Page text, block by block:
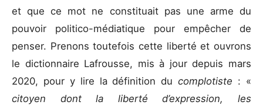
et que ce mot ne constituait pas une arme du
pouvoir politico-médiatique pour empêcher de
penser. Prenons toutefois cette liberté et ouvrons
le dictionnaire Lafrousse, mis à jour depuis mars
2020, pour y lire la définition ducomplotiste : «
citoyen dont la liberté d’expression, les